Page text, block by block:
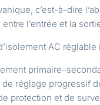
c’est-à-dire
l’entrée et la
AC réglable
réglage progressif
protection et de